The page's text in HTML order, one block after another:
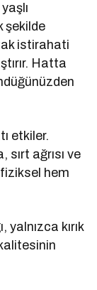
şekilde
istirahati
Hatta
etkiler.
ağrısı ve
hem
yalnızca kırık